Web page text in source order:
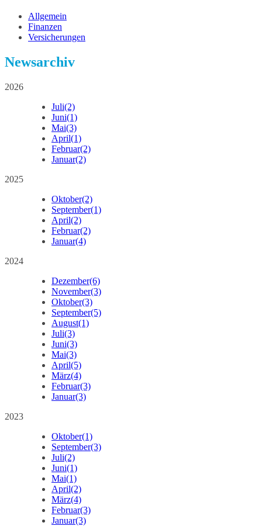
Allgemein
Finanzen
Versicherungen
Newsarchiv
2026
Juli(2)
Juni(1)
Mai(3)
April(1)
Februar(2)
Januar(2)
2025
Oktober(2)
September(1)
April(2)
Februar(2)
Januar(4)
2024
Dezember(6)
November(3)
Oktober(3)
September(5)
August(1)
Juli(3)
Juni(3)
Mai(3)
April(5)
März(4)
Februar(3)
Januar(3)
2023
Oktober(1)
September(3)
Juli(2)
Juni(1)
Mai(1)
April(2)
März(4)
Februar(3)
Januar(3)